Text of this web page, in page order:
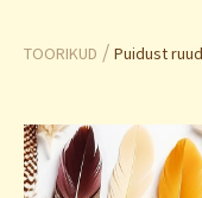
TOORIKUD / Puidust